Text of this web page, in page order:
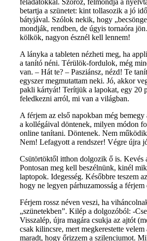
betartja a szünetet: kint tollasozik a jó
bátyjával. Szólok nekik, hogy
mondják, rendben, de úgyis tornaóra
kölkök, nagyon észnél kell lennem!
A lányka a tableten nézheti meg, ha
a tanító néni. Térülök-fordulok, még
van. – Hát te? – Pasziánsz, nézd! Te
egyszer megmutattam neki. Jó, akkor
pakli kártyát! Terítjük a lapokat, egy 20
feledkezni arról, mi van a világban.
A férjem az első napokban még bemegy
a kollégáival döntenek, milyen módon
online tanítani. Döntenek. Nem
Nem! Lefagyott a rendszer! Végre újra
Csütörtöktől itthon dolgozik ő is.
Pontosan meg kell beszélnünk, kinél
laptopok. Idegesség. Későbbre teszem
hogy ne legyen párhuzamosság a férjem
Férjem rossz néven veszi, ha
„szünetekben”. Kilép a dolgozóból: -
Visszalép, újra magára csukja az ajtót
csak kilincsre, mert megkerestette
maradt, hogy őrizzem a szilenciumot.